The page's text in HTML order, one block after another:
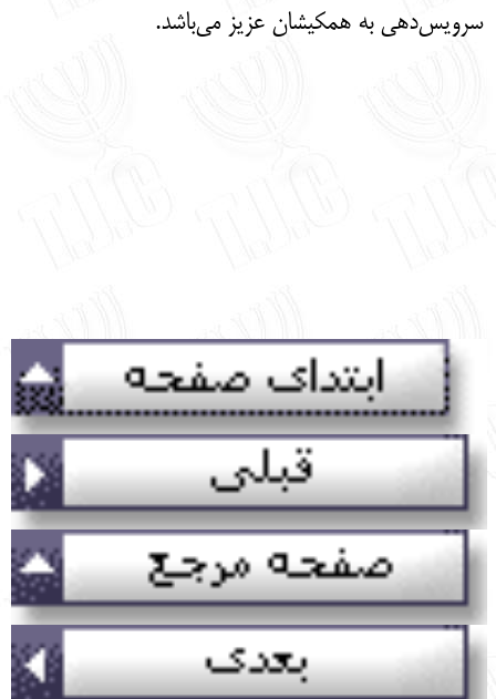
سرویس‌دهی به همکیشان عزیز می‌باشد.